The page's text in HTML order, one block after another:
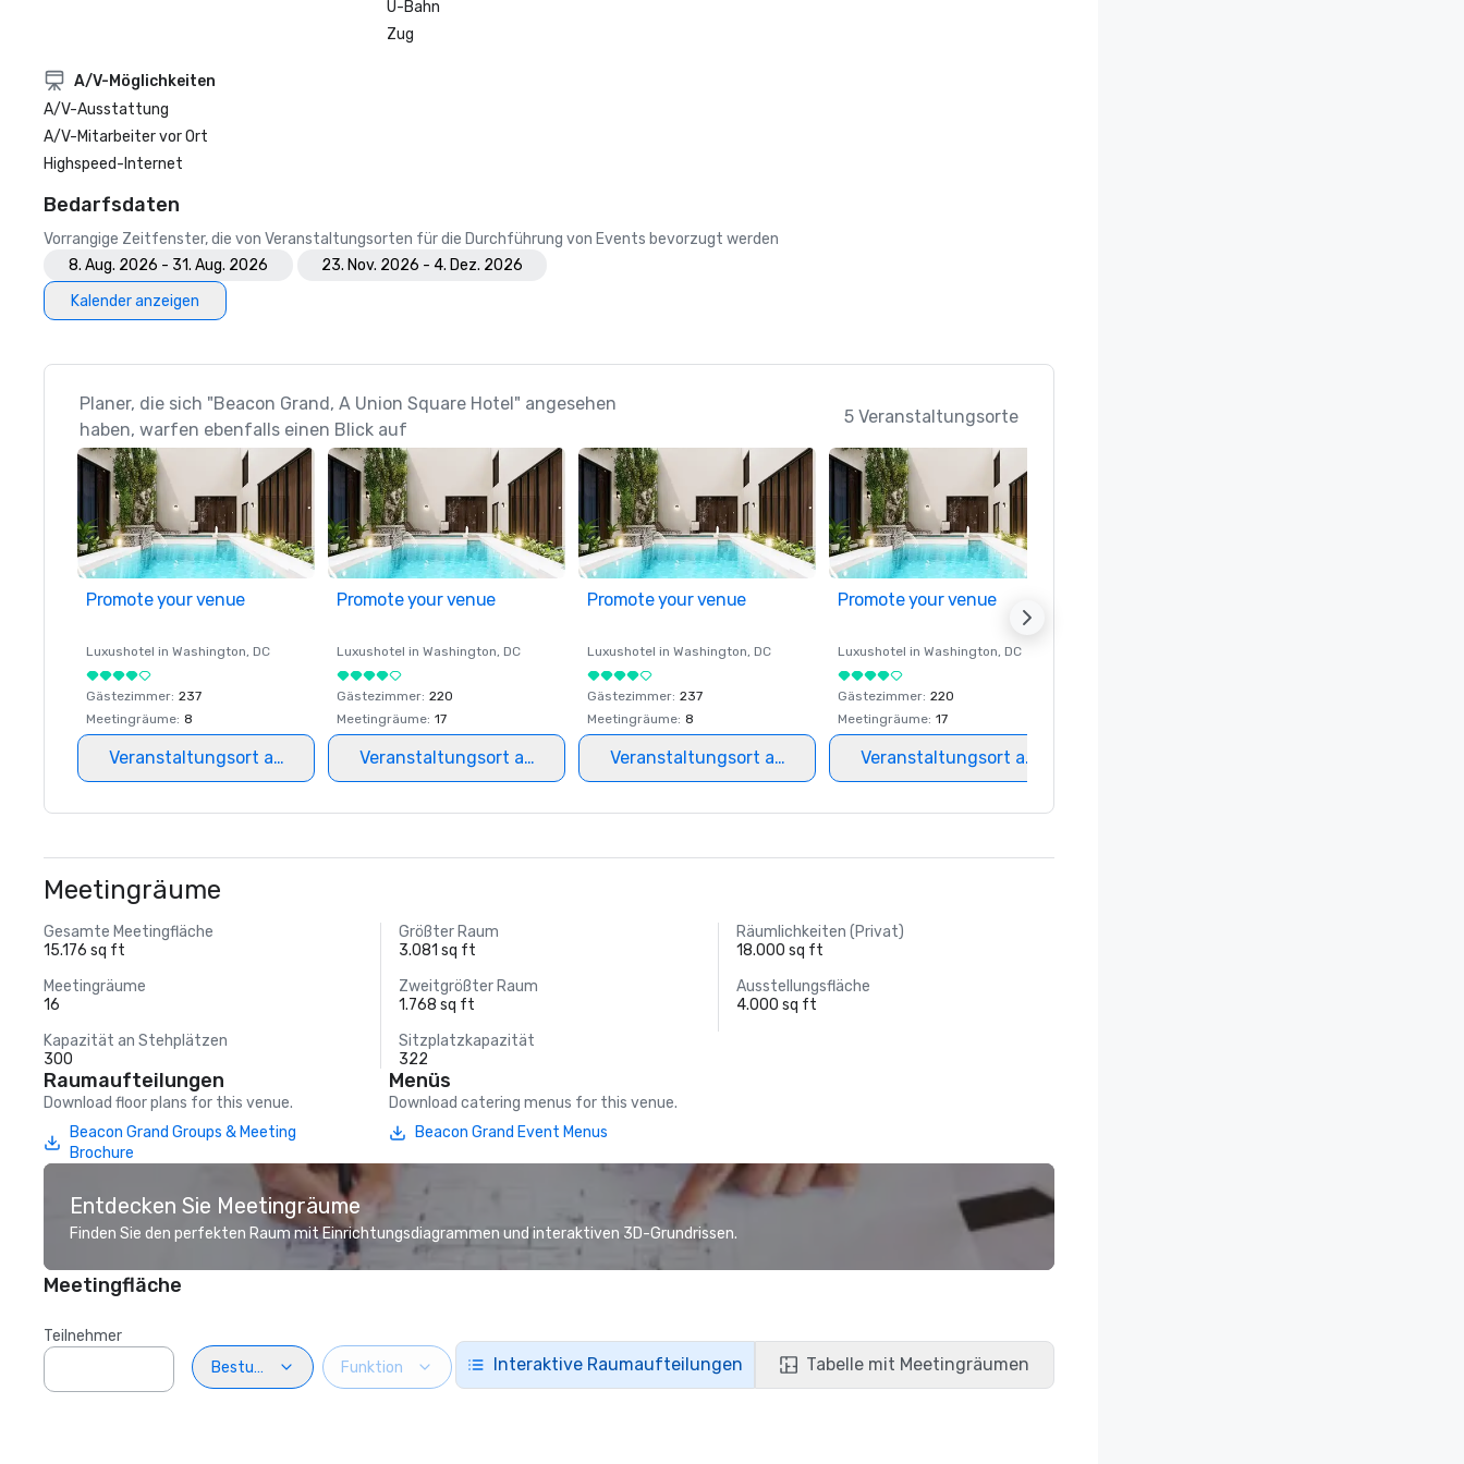
U-Bahn
Zug
A/V-Möglichkeiten
A/V-Ausstattung
A/V-Mitarbeiter vor Ort
Highspeed-Internet
Bedarfsdaten
Vorrangige Zeitfenster, die von Veranstaltungsorten für die Durchführung von Events bevorzugt werden
8. Aug. 2026 - 31. Aug. 2026
23. Nov. 2026 - 4. Dez. 2026
Kalender anzeigen
Planer, die sich "Beacon Grand, A Union Square Hotel" angesehen
haben, warfen ebenfalls einen Blick auf
5 Veranstaltungsorte
Promote your venue
Luxushotel in Washington, DC
Gästezimmer: 237
Meetingräume: 8
Veranstaltungsort auswählen
Promote your venue
Luxushotel in Washington, DC
Gästezimmer: 220
Meetingräume: 17
Veranstaltungsort auswählen
Promote your venue
Luxushotel in Washington, DC
Gästezimmer: 237
Meetingräume: 8
Veranstaltungsort auswählen
Promote your venue
Luxushotel in Washington, DC
Gästezimmer: 220
Meetingräume: 17
Veranstaltungsort auswählen
Meetingräume
Gesamte Meetingfläche
15.176 sq ft
Größter Raum
3.081 sq ft
Räumlichkeiten (Privat)
18.000 sq ft
Meetingräume
16
Zweitgrößter Raum
1.768 sq ft
Ausstellungsfläche
4.000 sq ft
Kapazität an Stehplätzen
300
Sitzplatzkapazität
322
Raumaufteilungen
Download floor plans for this venue.
Beacon Grand Groups & Meeting
Brochure
Menüs
Download catering menus for this venue.
Beacon Grand Event Menus
Entdecken Sie Meetingräume
Finden Sie den perfekten Raum mit Einrichtungsdiagrammen und interaktiven 3D-Grundrissen.
Meetingfläche
Teilnehmer
Bestuhlung
Funktion Interaktive Raumaufteilungen Tabelle mit Meetingräumen